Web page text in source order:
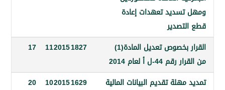
تعهدات إعادة
القرار بخصوص تعديل المادة(1)
ل أ لعام 2014
1827
11
17
تقديم البيانات المالية 1629
2015
10
20